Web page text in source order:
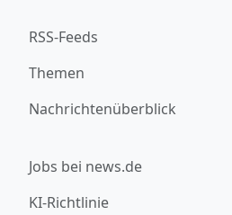
RSS-Feeds
Themen
Nachrichtenüberblick
Jobs bei news.de
KI-Richtlinie